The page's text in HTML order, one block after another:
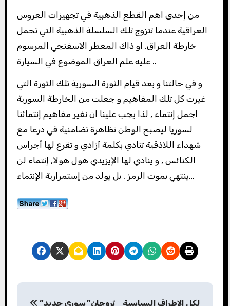
من إحدى اهم القطع الذهبية في تجهيزات العروس
العراقية عندما تتزوج تلك السلسلة الذهبية التي تحمل
خارطة العراق, او ذاك المعطر الاسفنجي المرسوم
عليه علم العراق الموضوع في السيارة ..
و في حالتنا و بعد قيام الثورة السورية تلك الثورة التي
غيرت كل تلك المفاهيم و جعلت من الخارطة السورية
اجمل إنتماء , لذا يجب علينا ان نغير مفاهيم إنتمائنا
لسوريا ليصبح الوطن تظاهرة تضامنية في درعا مع
شهداء اللاذقية تنادي بكلمة آزادي و تقرع لها أجراس
الكنائس , و ينادي لها الإيزيدي هول هولا, إنتماء لن
ينتهي بموت الرمز , بل يولد من إستمرارية الإنتماء…
P
“تروجان” سوري جديد لكل الاطراف السياسية